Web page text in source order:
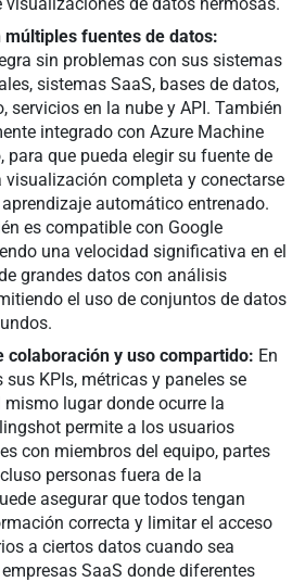
múltiples fuentes de datos:
sin problemas con sus sistemas
sistemas SaaS, bases de datos,
servicios en la nube y API. También
integrado con Azure Machine
para que pueda elegir su fuente de
visualización completa y conectarse
automático entrenado.
es compatible con Google
una velocidad significativa en el
grandes datos con análisis
el uso de conjuntos de datos
colaboración y uso compartido: En
KPIs, métricas y paneles se
mismo lugar donde ocurre la
permite a los usuarios
con miembros del equipo, partes
personas fuera de la
asegurar que todos tengan
correcta y limitar el acceso
a ciertos datos cuando sea
SaaS donde diferentes